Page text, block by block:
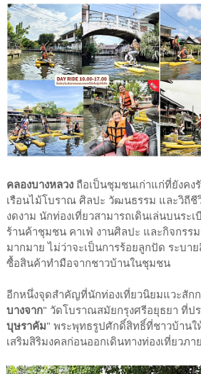
คลองบางหลวง ถือเป็นชุมชนเก่าแก่ที่ยังค
เรือนไม้โบราณ ศิลปะ วัฒนธรรม และวิถีชี
งดงาม นักท่องเที่ยวสามารถเดินเล่นบนระ
ร้านค้าชุมชน คาเฟ่ งานศิลปะ และกิจกรรม
มากมาย ไม่ว่าจะเป็นการร้อยลูกปัด ระบา
ซื้อสินค้าทำมือจากชาวบ้านในชุมชน
อีกหนึ่งจุดสำคัญที่นักท่องเที่ยวนิยมแวะสัก
บางจาก" วัดโบราณสมัยกรุงศรีอยุธยา ที่ป
บุษราคัม" พระพุทธรูปศักดิ์สิทธิ์ที่ชาวบ้านใ
เสริมสิริมงคลก่อนออกเดินทางท่องเที่ยวภ